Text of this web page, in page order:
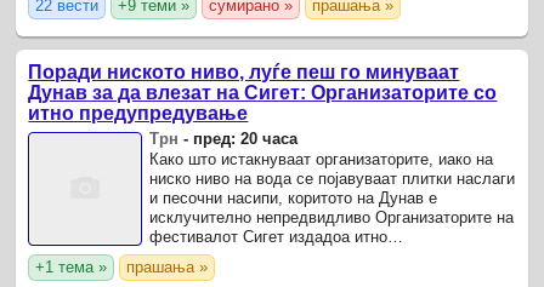
22 вести
+9 теми » сумирано » прашања »
Поради ниското ниво, луѓе пеш го минуваат
Дунав за да влезат на Сигет: Организаторите со
итно предупредување
Трн - пред: 20 часа
Како што истакнуваат организаторите, иако на
ниско ниво на вода се појавуваат плитки наслаги
и песочни насипи, коритото на Дунав е
исклучително непредвидливо Организаторите на
фестивалот Сигет издадоа итно
предупредување откако на социјалните мрежи,
особено на ТикТок, се ...
+1 тема » прашања »